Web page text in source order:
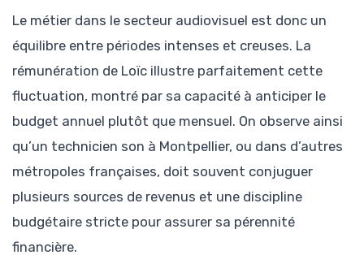
Le métier dans le secteur audiovisuel est donc un
équilibre entre périodes intenses et creuses. La
rémunération de Loïc illustre parfaitement cette
fluctuation, montré par sa capacité à anticiper le
budget annuel plutôt que mensuel. On observe ainsi
qu’un technicien son à Montpellier, ou dans d’autres
métropoles françaises, doit souvent conjuguer
plusieurs sources de revenus et une discipline
budgétaire stricte pour assurer sa pérennité
financière.